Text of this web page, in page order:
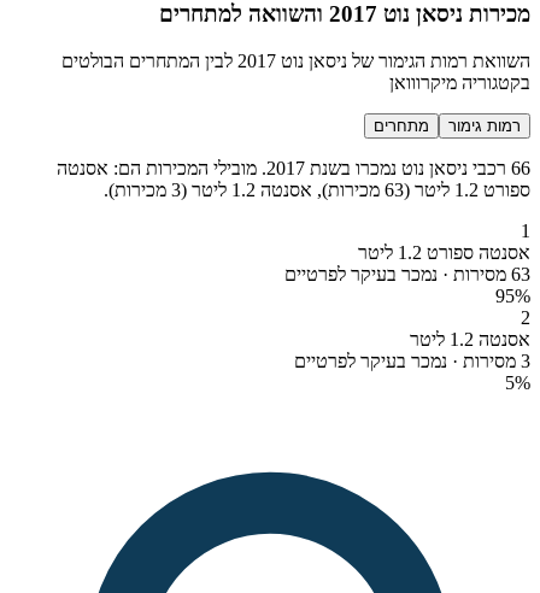
מכירות ניסאן נוט 2017 והשוואה למתחרים
השוואת רמות הגימור של ניסאן נוט 2017 לבין המתחרים הבולטים
בקטגוריה מיקרווואן
רמות גימור מתחרים
66 רכבי ניסאן נוט נמכרו בשנת 2017. מובילי המכירות הם: אסנטה
ספורט 1.2 ליטר (63 מכירות), אסנטה 1.2 ליטר (3 מכירות).
1
אסנטה ספורט 1.2 ליטר
63 מסירות · נמכר בעיקר לפרטיים
95%
2
אסנטה 1.2 ליטר
3 מסירות · נמכר בעיקר לפרטיים
5%